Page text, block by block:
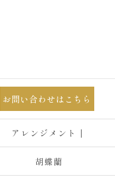
お問い合わせはこちら
アレンジメント┃
胡蝶蘭